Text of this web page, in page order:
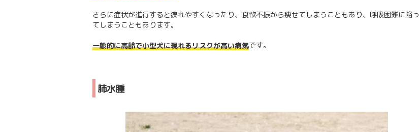
さらに症状が進行すると疲れやすくなったり、食欲不振から痩せてしまうこともあり、呼吸困難に陥っ
てしまうこともあります。
一般的に高齢で小型犬に現れるリスクが高い病気です。
肺水腫